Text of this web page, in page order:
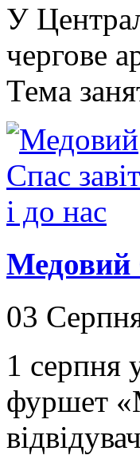
У
чергове
Тема
Медовий
03
1 серпня
фуршет